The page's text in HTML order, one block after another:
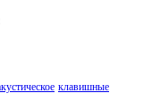
клавишные